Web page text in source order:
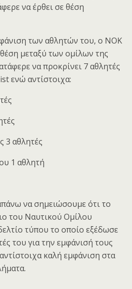
να έρθει σε θέση
των αθλητών του, ο ΝΟΚ
μεταξύ των ομίλων της
να προκρίνει 7 αθλητές
ενώ αντίστοιχα:
3 αθλητές
1 αθλητή
να σημειώσουμε ότι το
του Ναυτικού Ομίλου
τύπου το οποίο εξέδωσε
του για την εμφάνισή τους
καλή εμφάνιση στα